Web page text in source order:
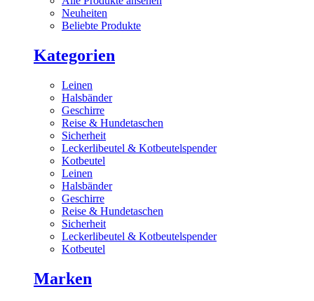
Neuheiten
Beliebte Produkte
Kategorien
Leinen
Halsbänder
Geschirre
Reise & Hundetaschen
Sicherheit
Leckerlibeutel & Kotbeutelspender
Kotbeutel
Leinen
Halsbänder
Geschirre
Reise & Hundetaschen
Sicherheit
Leckerlibeutel & Kotbeutelspender
Kotbeutel
Marken